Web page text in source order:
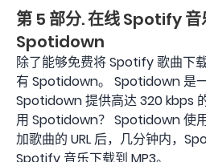
第 5 部分. 在线 Spotify
Spotidown
除了能够免费将 Spotify 歌曲下
有 Spotidown。 Spotidown 是一
Spotidown 提供高达 320 kbps
用 Spotidown？ Spotidown 使
加歌曲的 URL 后，几分钟内，
Spotify 音乐下载到 MP3。